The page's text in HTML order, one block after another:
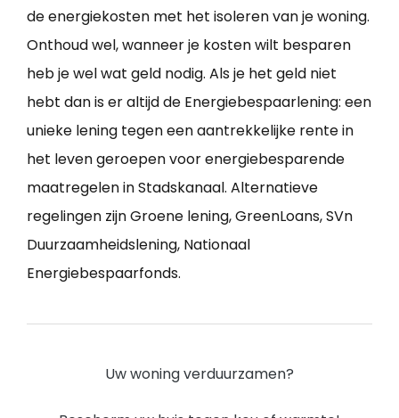
de energiekosten met het isoleren van je woning.
Onthoud wel, wanneer je kosten wilt besparen
heb je wel wat geld nodig. Als je het geld niet
hebt dan is er altijd de Energiebespaarlening: een
unieke lening tegen een aantrekkelijke rente in
het leven geroepen voor energiebesparende
maatregelen in Stadskanaal. Alternatieve
regelingen zijn Groene lening, GreenLoans, SVn
Duurzaamheidslening, Nationaal
Energiebespaarfonds.
Uw woning verduurzamen?